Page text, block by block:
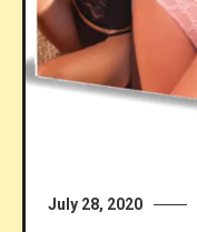
July 28, 2020